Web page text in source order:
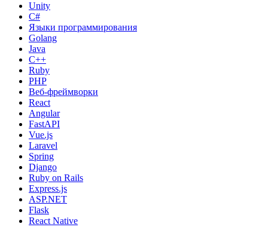
Unity
C#
Языки программирования
Golang
Java
C++
Ruby
PHP
Веб-фреймворки
React
Angular
FastAPI
Vue.js
Laravel
Spring
Django
Ruby on Rails
Express.js
ASP.NET
Flask
React Native